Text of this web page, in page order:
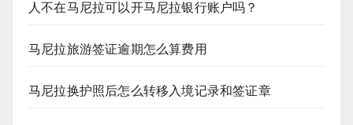
人不在马尼拉可以开马尼拉银行账户吗？
马尼拉旅游签证逾期怎么算费用
马尼拉换护照后怎么转移入境记录和签证章